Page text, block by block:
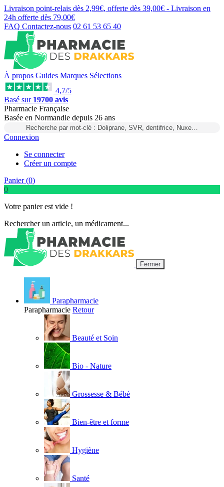
Livraison point-relais dès 2,99€, offerte dès 39,00€ - Livraison en
24h offerte dès 79,00€
FAQ Contactez-nous 02 61 53 65 40
À propos Guides Marques Sélections
4,7/5
Basé sur 19700 avis
Pharmacie Française
Basée en Normandie depuis 26 ans
Recherche par mot-clé : Doliprane, SVR, dentifrice, Nuxe…
Connexion
Se connecter
Créer un compte
Panier (0)
0
Votre panier est vide !
Rechercher un article, un médicament...
Fermer
Parapharmacie
Parapharmacie Retour
Beauté et Soin
Bio - Nature
Grossesse & Bébé
Bien-être et forme
Hygiène
Santé